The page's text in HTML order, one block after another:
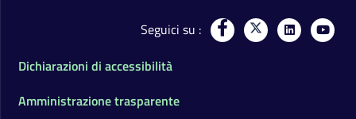
Seguici su
Dichiarazioni di accessibilità
Amministrazione trasparente